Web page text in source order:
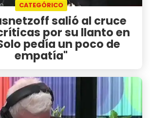
CATEGÓRICO
salió al cruce
por su llanto en
pedía un poco de
empatía"